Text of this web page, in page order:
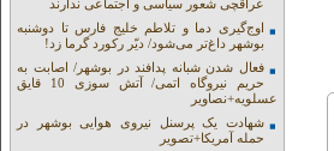
عراقچی شعور سیاسی و اجتماعی ندارند
اوج‌گیری دما و تلاطم خلیج فارس تا دوشنبه
بوشهر داغ‌تر می‌شود/ دیّر رکورد گرما زد!
فعال شدن شبانه پدافند در بوشهر/ اصابت به
حریم نیروگاه اتمی/ آتش سوزی 10 قایق
عسلویه+نصاویر
شهادت یک پرسنل نیروی هوایی بوشهر در
حمله آمریکا+تصویر